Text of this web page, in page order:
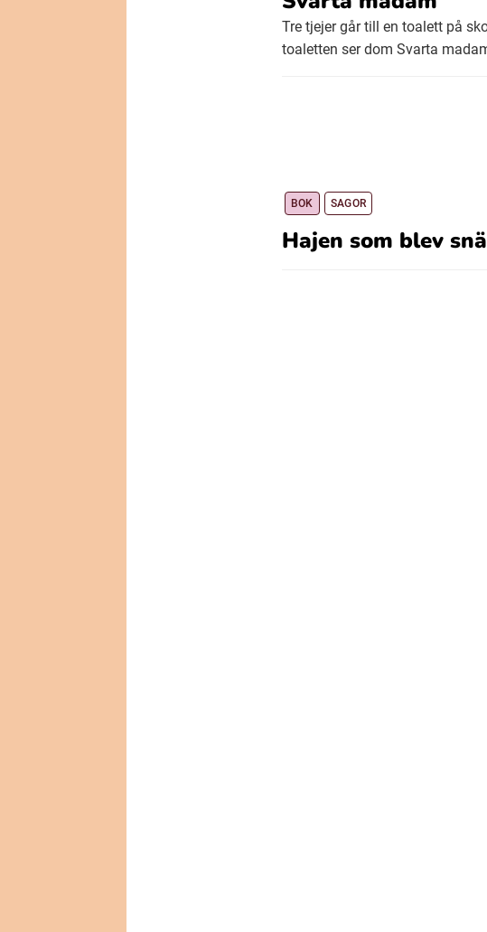
Tre tjejer går till en toalett på
toaletten ser dom Svarta
BOK SAGOR
Hajen som blev